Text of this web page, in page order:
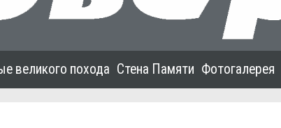
великого похода Стена Памяти Фотогалерея